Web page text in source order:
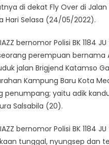
di dekat Fly Over di Jalan
Hari Selasa (24/05/2022).
bernomor Polisi BK 1184
perempuan bernama
jalan Brigjend Katamso
Kampung Baru Kota
penumpang; yaitu adik
Salsabila (20).
bernomor Polisi BK 1184
tunggal, nyungsep dan